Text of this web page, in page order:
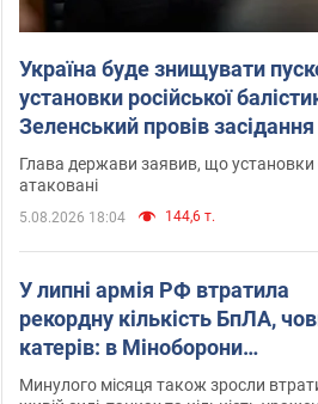
Україна буде знищувати
установки російської
Зеленський провів
Глава держави заявив, що установки
атаковані
5.08.2026 18:04 144,6 т.
У липні армія РФ втратила
рекордну кількість БпЛА,
катерів: в Міноборони
оприлюднили статистику
Минулого місяця також зросли